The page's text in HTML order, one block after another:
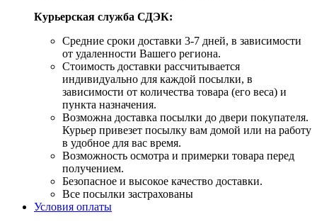
Курьерская служба СДЭК:
Средние сроки доставки 3-7 дней, в зависимости
от удаленности Вашего региона.
Стоимость доставки рассчитывается
индивидуально для каждой посылки, в
зависимости от количества товара (его веса) и
пункта назначения.
Возможна доставка посылки до двери покупателя.
Курьер привезет посылку вам домой или на работу
в удобное для вас время.
Возможность осмотра и примерки товара перед
получением.
Безопасное и высокое качество доставки.
Все посылки застрахованы
Условия оплаты